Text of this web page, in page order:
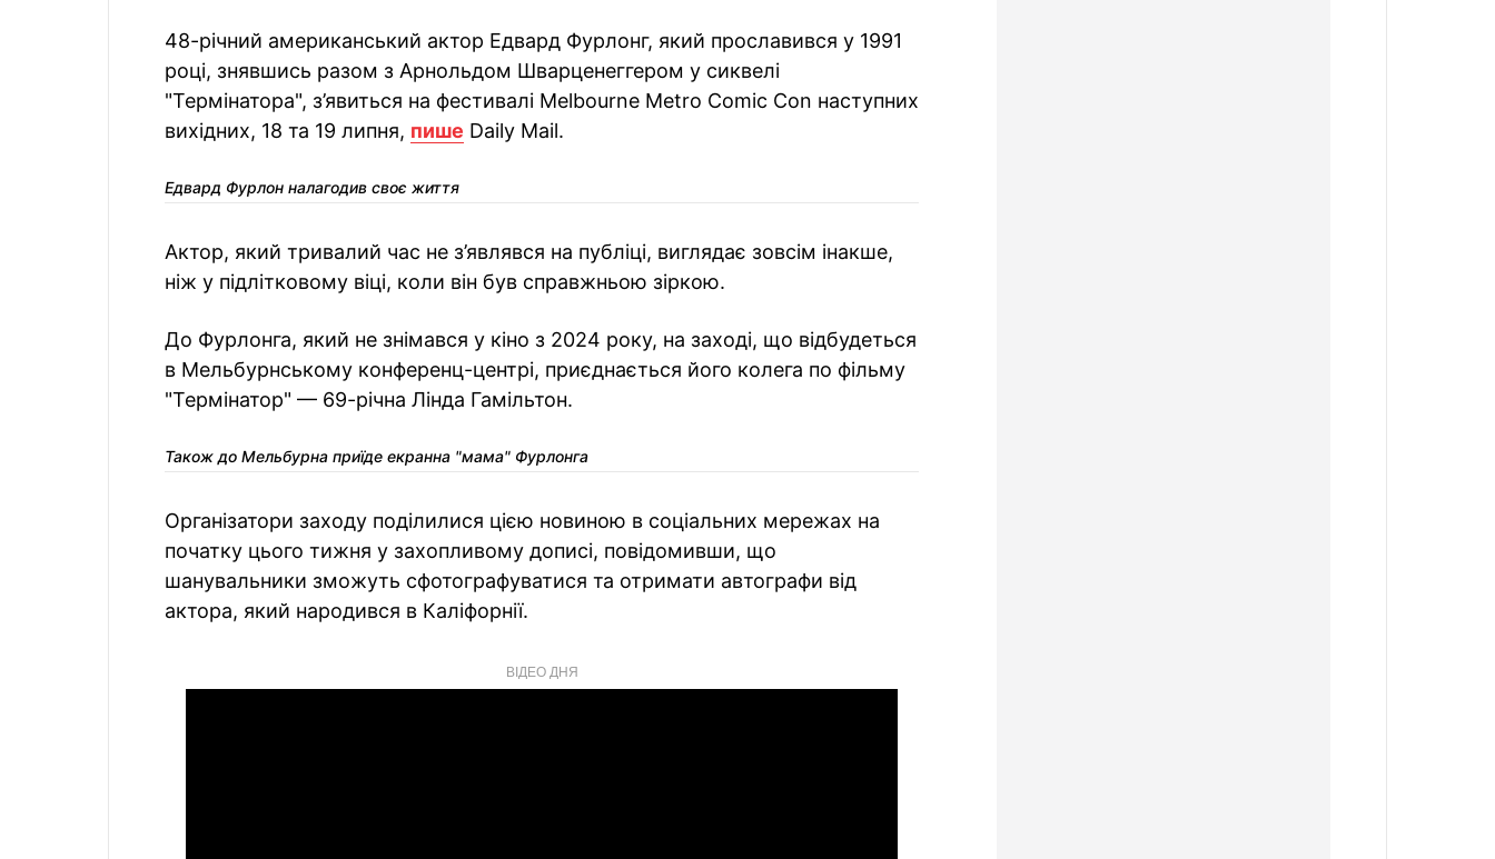
48-річний американський актор Едвард Фурлонг, який прославився у 1991
році, знявшись разом з Арнольдом Шварценеггером у сиквелі
"Термінатора", з’явиться на фестивалі Melbourne Metro Comic Con наступних
вихідних, 18 та 19 липня, пише Daily Mail.
Едвард Фурлон налагодив своє життя
Актор, який тривалий час не з’являвся на публіці, виглядає зовсім інакше,
ніж у підлітковому віці, коли він був справжньою зіркою.
До Фурлонга, який не знімався у кіно з 2024 року, на заході, що відбудеться
в Мельбурнському конференц-центрі, приєднається його колега по фільму
"Термінатор" — 69-річна Лінда Гамільтон.
Також до Мельбурна приїде екранна "мама" Фурлонга
Організатори заходу поділилися цією новиною в соціальних мережах на
початку цього тижня у захопливому дописі, повідомивши, що
шанувальники зможуть сфотографуватися та отримати автографи від
актора, який народився в Каліфорнії.
ВІДЕО ДНЯ